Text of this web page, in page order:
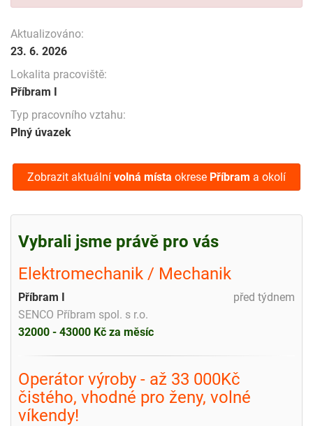
Aktualizováno:
23. 6. 2026
Lokalita pracoviště:
Příbram I
Typ pracovního vztahu:
Plný úvazek
Zobrazit aktuální volná místa okrese Příbram a okolí
Vybrali jsme právě pro vás
Elektromechanik / Mechanik
před týdnem
Příbram I
SENCO Příbram spol. s r.o.
32000 - 43000 Kč za měsíc
Operátor výroby - až 33 000Kč
čistého, vhodné pro ženy, volné
víkendy!